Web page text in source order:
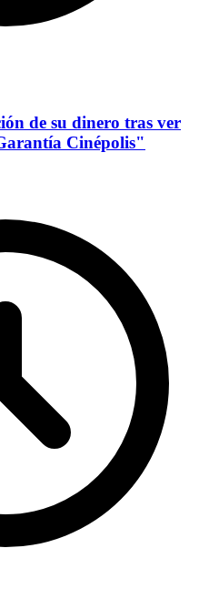
de su dinero tras ver
Cinépolis"